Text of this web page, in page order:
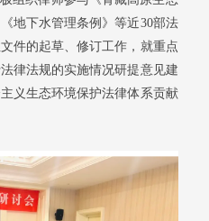
地下水管理条例》等近30部法
件的起草、修订工作，就重点
律法规的实施情况研提意见建
义生态环境保护法律体系贡献